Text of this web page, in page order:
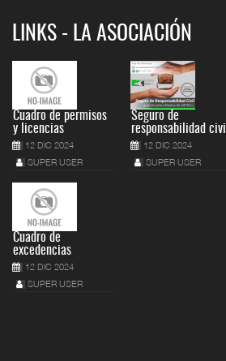
LINKS - LA ASOCIACIÓN
Cuadro de permisos
y licencias
12 DIC 2024
SUPER USER
Cuadro de
excedencias
12 DIC 2024
SUPER USER
Seguro de
responsabilidad civi
12 DIC 2024
SUPER USER